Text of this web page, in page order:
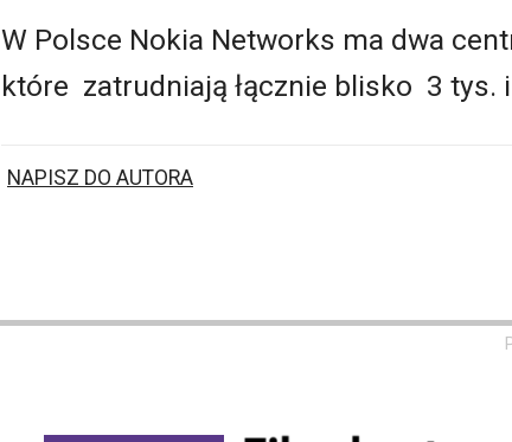
W Polsce Nokia Networks ma dwa
które zatrudniają łącznie blisko 3 tys.
NAPISZ DO AUTORA